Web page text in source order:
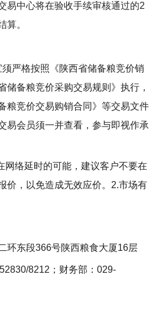
易中心将在验收手续审核通过的2
算。
严格按照《陕西省储备粮竞价销
储备粮竞价采购交易规则》执行，
粮竞价交易购销合同》等交易文件
易会员须一并查看，参与即视作承
网络延时的可能，建议客户不要在
价，以免造成无效应价。 2.市场有
环东段366号陕西粮食大厦16层
8212 ；财务部： 029-